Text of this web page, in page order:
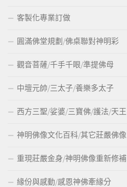
客製化專業訂做
圓滿佛堂規劃/佛桌聯對神明彩
觀音菩薩/千手千眼/準提佛母
中壇元帥/三太子/養樂多太子
西方三聖/娑婆/三寶佛/護法/天王
神明佛像文化百科/其它莊嚴佛像
重現莊嚴金身/神明佛像重新修補
緣份與感動/感恩神佛牽緣分